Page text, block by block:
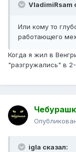
VladimiRsam
Или кому то
работающего
Когда я жил в
"разгружались" в
igla сказал: